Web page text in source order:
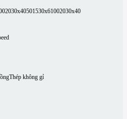
2030x40501530x61002030x40
Thép không gỉ